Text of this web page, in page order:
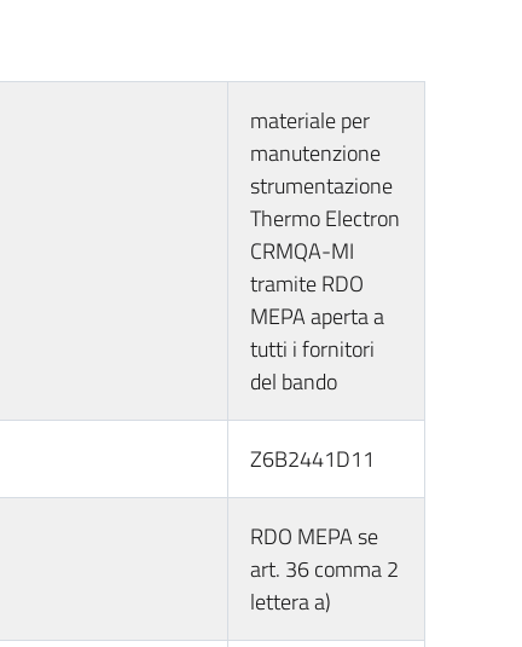
materiale per
manutenzione
strumentazione
Thermo Electron
CRMQA-MI
tramite RDO
MEPA aperta a
tutti i fornitori
del bando
Z6B2441D11
RDO MEPA se
art. 36 comma 2
lettera a)